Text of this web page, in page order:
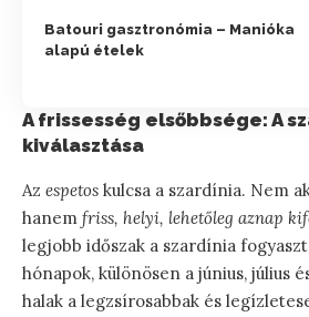
Batouri gasztronómia – Manióka
alapú ételek
A frissesség elsőbbsége: A
kiválasztása
Az espetos kulcsa a szardínia. Nem
hanem friss, helyi, lehetőleg aznap
legjobb időszak a szardínia
hónapok, különösen a június, július
halak a legzsírosabbak és